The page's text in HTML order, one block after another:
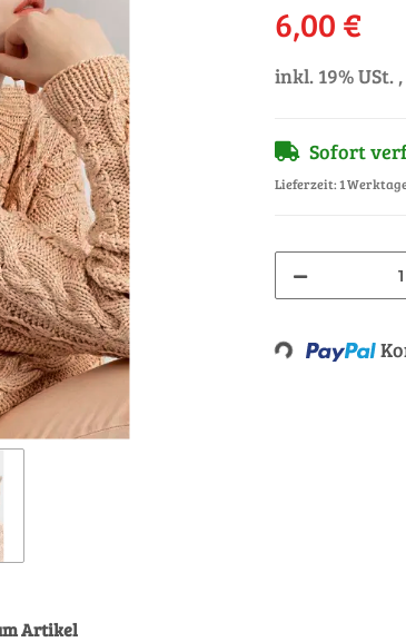
6,00 €
inkl. 19% USt.
Sofort
Lieferzeit:1
Loading...
Artikel